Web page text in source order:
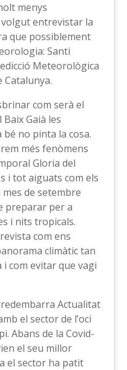
menys
entrevistar la
que possiblement
Santi
Meteorològica
Catalunya.
com serà el
Gaià les
bé no pinta la cosa.
més fenòmens
Gloria del
i tot aiguats com els
de setembre
preparar per a
i nits tropicals.
com ens
climàtic tan
i com evitar que vagi
Actualitat
el sector de l’oci
Abans de la Covid-
el seu millor
el sector ha patit